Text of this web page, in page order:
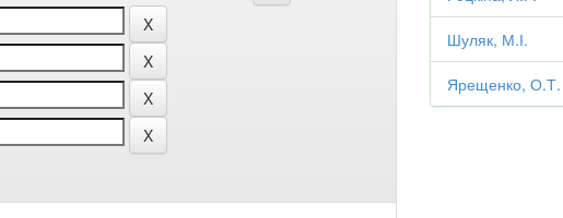
Шуляк, М.І.
Ярещенко, О.Т.